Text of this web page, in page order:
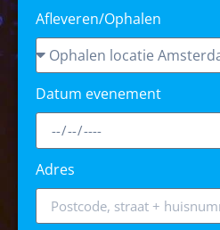
Afleveren/Ophalen
Datum evenement
Adres